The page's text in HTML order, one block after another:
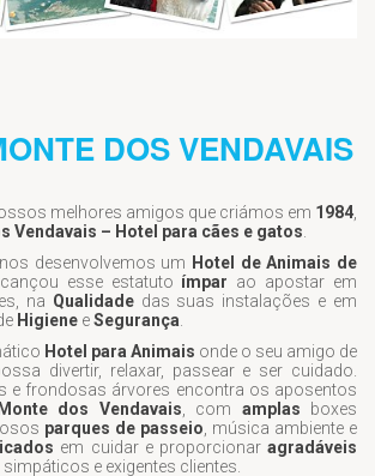
DOS VENDAVAIS
melhores amigos que criámos em 1984
Vendavais – Hotel para cães e gatos
desenvolvemos um Hotel de Animais de
esse estatuto ímpar ao apostar em
na Qualidadedas suas instalações e em
Higiene eSegurança
Hotel para Animais onde o seu amigo de
divertir, relaxar, passear e ser cuidado.
e frondosas árvores encontra os aposentos
dos Vendavais , com amplas boxes
parques de passeio , música ambiente e
em cuidar e proporcionaragradáveis
e exigentes clientes.